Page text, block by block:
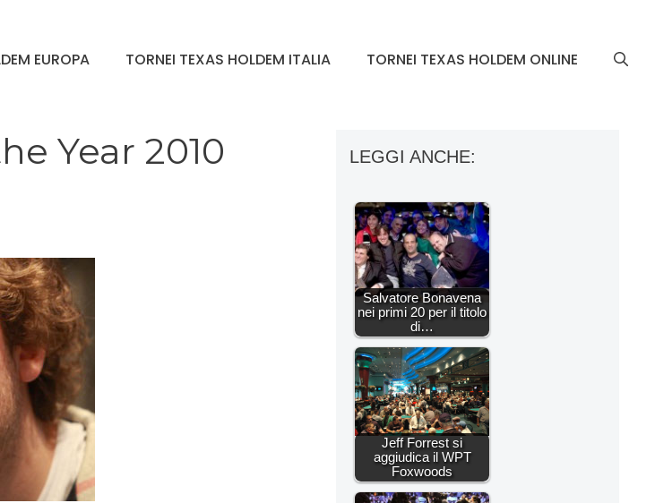
EUROPA TORNEI TEXAS HOLDEM ITALIA TORNEI TEXAS HOLDEM ONLINE
Year 2010 LEGGI ANCHE:
Salvatore Bonavena
nei primi 20 per il titolo
di…
Jeff Forrest si
aggiudica il WPT
Foxwoods